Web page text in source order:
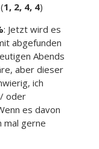
1, 2, 4, 4)
: Jetzt wird es
abgefunden
Abends
aber dieser
ich
oder
es davon
mal gerne